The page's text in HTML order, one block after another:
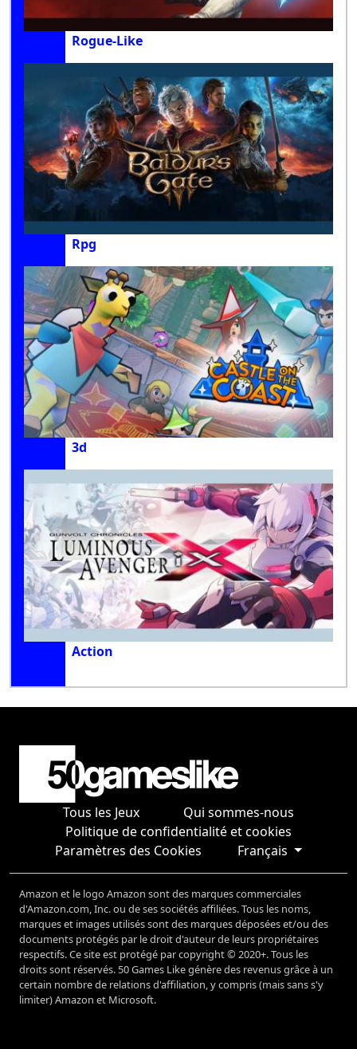
Rogue-Like
Rpg
3d
Action
Tous les Jeux
Qui sommes-nous
Politique de confidentialité et cookies
Paramètres des Cookies
Français
Amazon et le logo Amazon sont des marques commerciales
d'Amazon.com, Inc. ou de ses sociétés affiliées. Tous les noms,
marques et images utilisés sont des marques déposées et/ou des
documents protégés par le droit d'auteur de leurs propriétaires
respectifs. Ce site est protégé par copyright © 2020+. Tous les
droits sont réservés. 50 Games Like génère des revenus grâce à un
certain nombre de relations d'affiliation, y compris (mais sans s'y
limiter) Amazon et Microsoft.